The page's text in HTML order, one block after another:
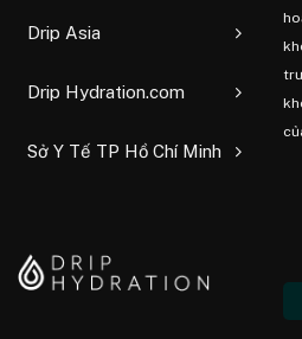
Drip Asia
Drip Hydration.com
Sở Y Tế TP Hồ Chí Minh